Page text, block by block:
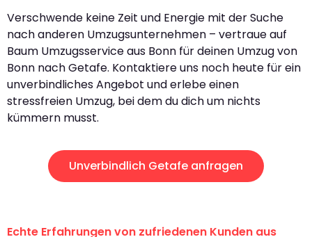
Verschwende keine Zeit und Energie mit der Suche
nach anderen Umzugsunternehmen – vertraue auf
Baum Umzugsservice aus Bonn für deinen Umzug von
Bonn nach Getafe. Kontaktiere uns noch heute für ein
unverbindliches Angebot und erlebe einen
stressfreien Umzug, bei dem du dich um nichts
kümmern musst.
Unverbindlich Getafe anfragen
Echte Erfahrungen von zufriedenen Kunden aus